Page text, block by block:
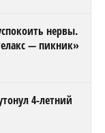
нервы.
— пикник»
4-летний